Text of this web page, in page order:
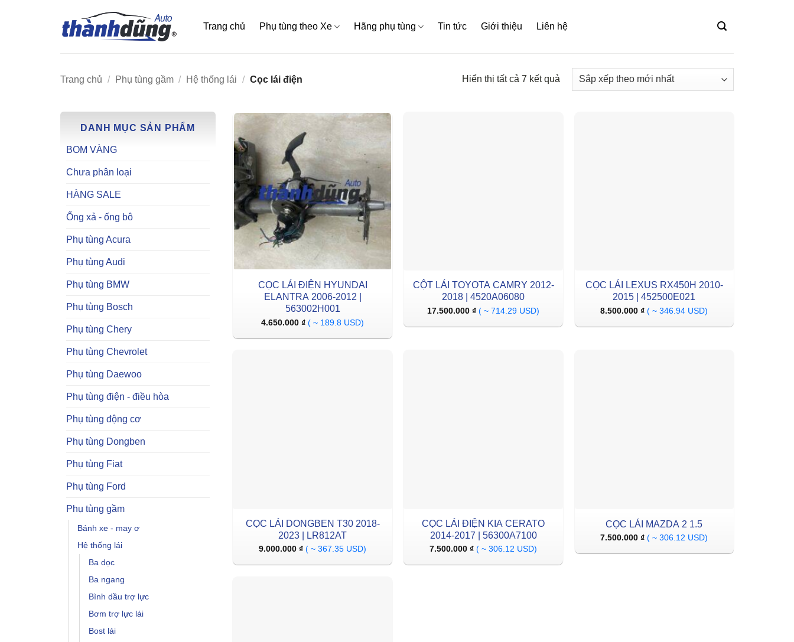
Trang chủ Phụ tùng theo Xe Hãng phụ tùng Tin tức Giới thiệu Liên hệ
Trang chủ / Phụ tùng gầm / Hệ thống lái / Cọc lái điện Hiển thị tất cả 7 kết quả
sắp
DANH MỤC SẢN PHẨM
BOM VÀNG
Chưa phân loại
HÀNG SALE
Ống xả - ống bô
Phụ tùng Acura
Phụ tùng Audi
Phụ tùng BMW
Phụ tùng Bosch
Phụ tùng Chery
Phụ tùng Chevrolet
Phụ tùng Daewoo
Phụ tùng điện - điều hòa
Phụ tùng động cơ
Phụ tùng Dongben
Phụ tùng Fiat
Phụ tùng Ford
Phụ tùng gầm
Bánh xe - may ơ
Hệ thống lái
Ba dọc
Ba ngang
Bình dầu trợ lực
Bơm trợ lực lái
Bost lái
CỌC LÁI ĐIỆN HYUNDAI
ELANTRA 2006-2012 |
563002H001
4.650.000₫ ( ~ 189.8 USD)
CỘT LÁI TOYOTA CAMRY 2012-
2018 | 4520A06080
17.500.000₫ ( ~ 714.29 USD)
CỌC LÁI LEXUS RX450H 2010-
2015 | 452500E021
8.500.000₫ ( ~ 346.94 USD)
CỌC LÁI DONGBEN T30 2018-
2023 | LR812AT
9.000.000₫ ( ~ 367.35 USD)
CỌC LÁI ĐIỆN KIA CERATO
2014-2017 | 56300A7100
7.500.000₫ ( ~ 306.12 USD)
CỌC LÁI MAZDA 2 1.5
7.500.000₫ ( ~ 306.12 USD)